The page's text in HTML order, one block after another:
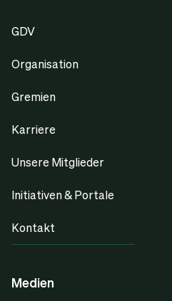
GDV
Organisation
Gremien
Karriere
Unsere Mitglieder
Initiativen & Portale
Kontakt
Medien